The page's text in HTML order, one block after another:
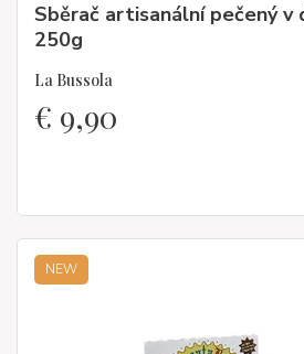
Sběrač artisanální pečený v
250g
La Bussola
€ 9,90
NEW